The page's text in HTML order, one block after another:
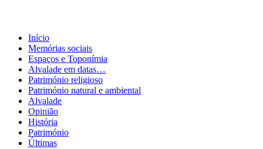
Início
Memórias sociais
Espaços e Toponímia
Alvalade em datas…
Património religioso
Património natural e ambiental
Alvalade
Opinião
História
Património
Últimas